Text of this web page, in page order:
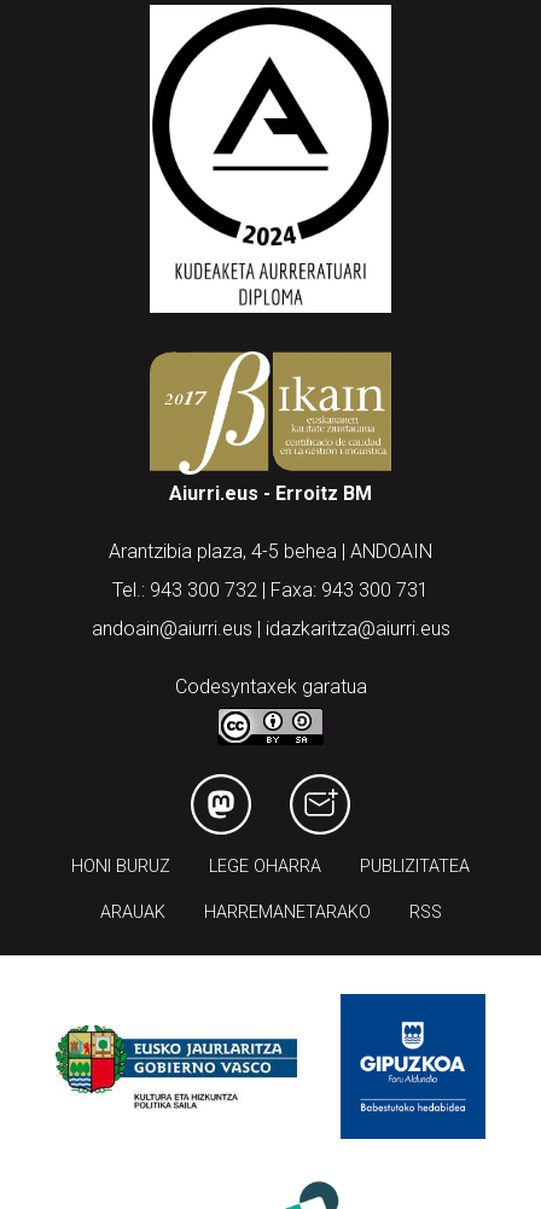
Aiurri.eus - Erroitz BM
Arantzibia plaza, 4-5 behea | ANDOAIN
Tel.: 943 300 732 | Faxa: 943 300 731
andoain@aiurri.eus | idazkaritza@aiurri.eus
Codesyntaxek garatua
HONI BURUZ LEGE OHARRA PUBLIZITATEA
ARAUAK HARREMANETARAKO RSS